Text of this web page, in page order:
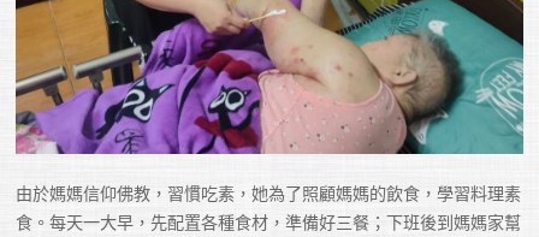
由於媽媽信仰佛教，習慣吃素，她為了照顧媽媽的飲食，學習料理素
食。每天一大早，先配置各種食材，準備好三餐；下班後到媽媽家幫